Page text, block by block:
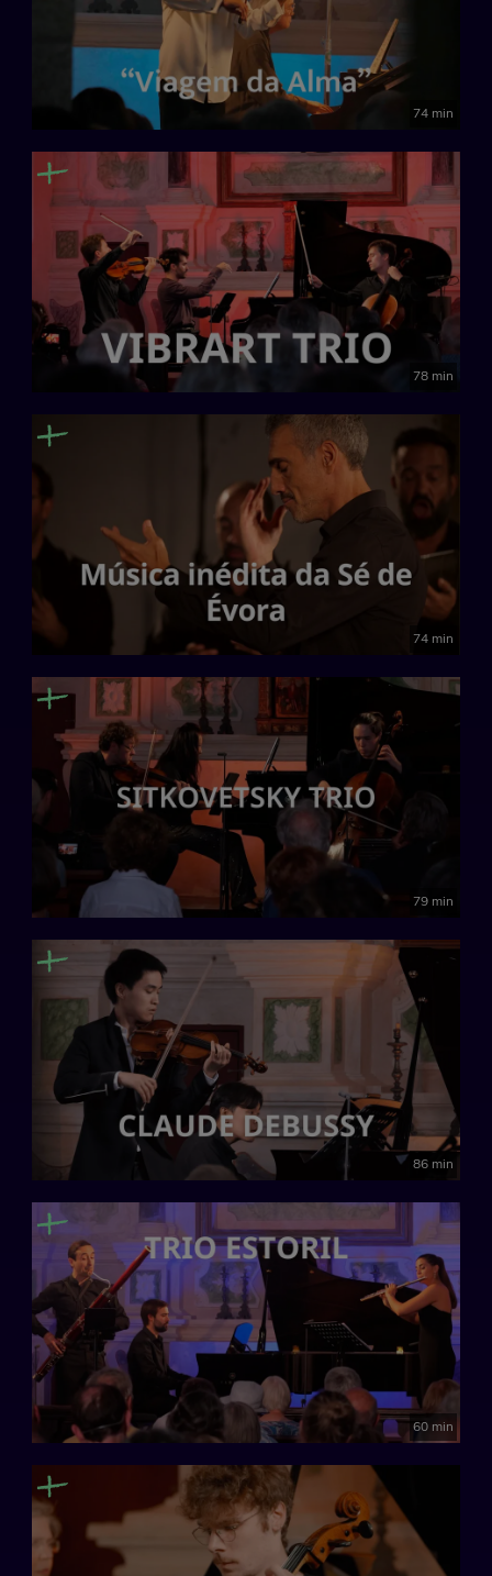
74 min
78 min
74 min
79 min
86 min
60 min